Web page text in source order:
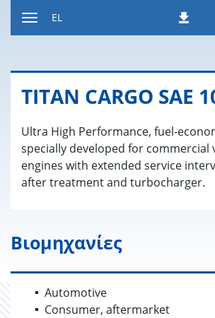
EL
TITAN CARGO SAE
Ultra High Performance, fuel-
specially developed for commercial
engines with extended service
after treatment and turbocharger.
Βιομηχανίες
Automotive
Consumer, aftermarket